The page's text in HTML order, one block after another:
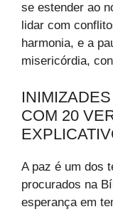
se estender ao
lidar com
harmonia, e a
misericórdia,
COM 20
A paz é um dos
procurados na
esperança em